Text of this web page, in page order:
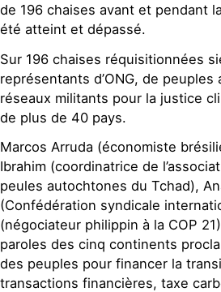
de 196 chaises avant et pendant
été atteint et dépassé.
Sur 196 chaises réquisitionnées
représentants d’ONG, de
réseaux militants pour la justice
de plus de 40 pays.
Marcos Arruda (économiste
Ibrahim (coordinatrice de
peules autochtones du Tchad),
(Confédération syndicale
(négociateur philippin à la COP
paroles des cinq continents
des peuples pour financer la
transactions financières, taxe